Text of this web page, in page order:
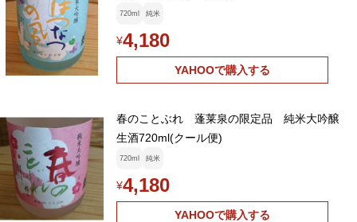
720ml 純米
¥4,180
YAHOOで購入する
春のことぶれ 蓬莱泉の限定品 純米大吟醸
生酒720ml(クール便)
720ml 純米
¥4,180
YAHOOで購入する